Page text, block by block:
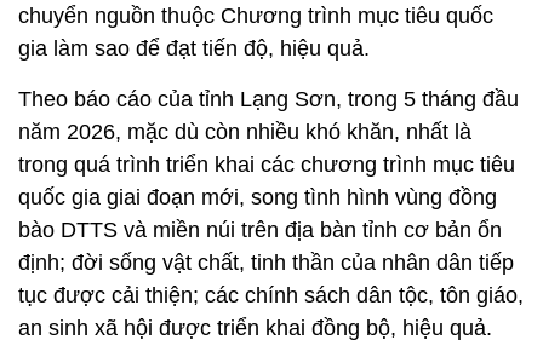
chuyển nguồn thuộc Chương trình mục tiêu quốc
gia làm sao để đạt tiến độ, hiệu quả.
Theo báo cáo của tỉnh Lạng Sơn, trong 5 tháng đầu
năm 2026, mặc dù còn nhiều khó khăn, nhất là
trong quá trình triển khai các chương trình mục tiêu
quốc gia giai đoạn mới, song tình hình vùng đồng
bào DTTS và miền núi trên địa bàn tỉnh cơ bản ổn
định; đời sống vật chất, tinh thần của nhân dân tiếp
tục được cải thiện; các chính sách dân tộc, tôn giáo,
an sinh xã hội được triển khai đồng bộ, hiệu quả.